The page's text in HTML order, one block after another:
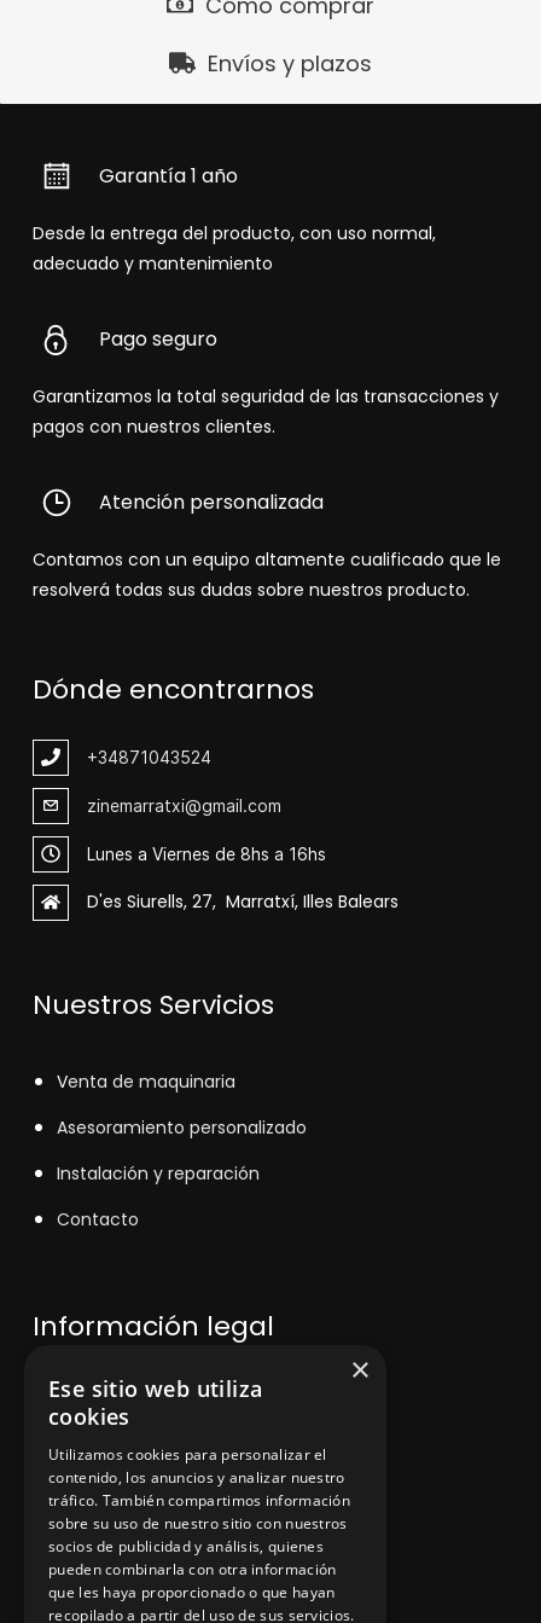
Envíos y plazos
Garantía 1 año
Desde la entrega del producto, con uso normal,
adecuado y mantenimiento
Pago seguro
Garantizamos la total seguridad de las transacciones y
pagos con nuestros clientes.
Atención personalizada
Contamos con un equipo altamente cualificado que le
resolverá todas sus dudas sobre nuestros producto.
Dónde encontrarnos
+34871043524
zinemarratxi@gmail.com
Lunes a Viernes de 8hs a 16hs
D'es Siurells, 27, Marratxí, Illes Balears
Nuestros Servicios
Venta de maquinaria
Asesoramiento personalizado
Instalación y reparación
Contacto
Información legal
Política de privacidad
Aviso legal
App Zine Hostelería
×
Ese sitio web utiliza
cookies
Utilizamos cookies para personalizar el
contenido, los anuncios y analizar nuestro
tráfico. También compartimos información
sobre su uso de nuestro sitio con nuestros
socios de publicidad y análisis, quienes
pueden combinarla con otra información
que les haya proporcionado o que hayan
recopilado a partir del uso de sus servicios.